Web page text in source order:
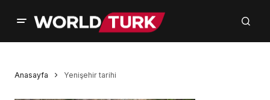
Anasayfa Yenişehir tarihi